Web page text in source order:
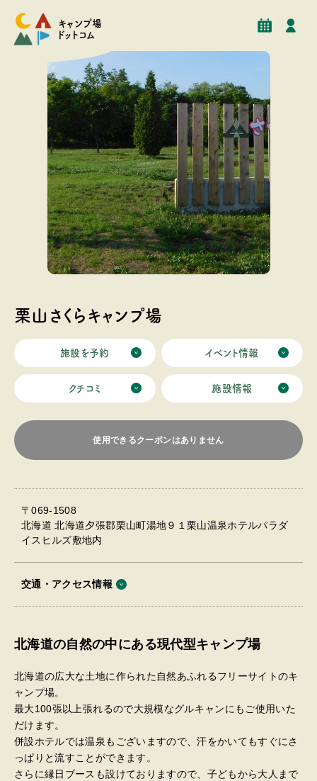
キャンプ場
ドットコム
予約 施設情報
ルキャンにもご使用いただけます。 併設ホテルでは温泉
もございますので、汗をかいてもすぐにさっぱりと流す
ことができます。 さらに縁日ブースも設けておりますの
で、子どもから大人まで世代間の壁を越えてキャンプ以
外でも楽しむことができる現代型のキャンプ場となって
おります。
栗山さくらキャンプ場
施設を予約 イベント情報
クチコミ 施設情報
使用できるクーポンはありません
〒069-1508
北海道 北海道夕張郡栗山町湯地９１栗山温泉ホテルパラダ
イスヒルズ敷地内
交通・アクセス情報
北海道の自然の中にある現代型キャンプ場
北海道の広大な土地に作られた自然あふれるフリーサイトのキ
ャンプ場。
最大100張以上張れるので大規模なグルキャンにもご使用いた
だけます。
併設ホテルでは温泉もございますので、汗をかいてもすぐにさ
っぱりと流すことができます。
さらに縁日ブースも設けておりますので、子どもから大人まで